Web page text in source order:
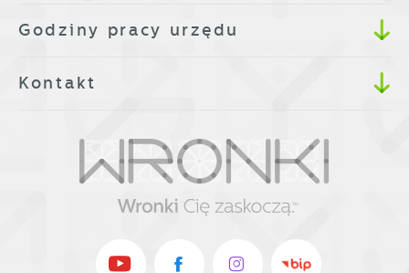
Godziny pracy urzędu
Kontakt